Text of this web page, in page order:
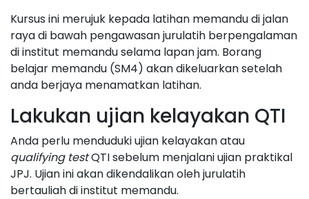
Kursus ini merujuk kepada latihan memandu di jalan
raya di bawah pengawasan jurulatih berpengalaman
di institut memandu selama lapan jam. Borang
belajar memandu (SM4) akan dikeluarkan setelah
anda berjaya menamatkan latihan.
Lakukan ujian kelayakan QTI
Anda perlu menduduki ujian kelayakan atau
qualifying testQTI sebelum menjalani ujian praktikal
JPJ. Ujian ini akan dikendalikan oleh jurulatih
bertauliah di institut memandu.